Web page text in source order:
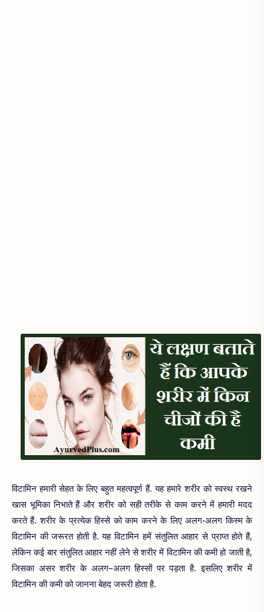
विटामिन हमारी सेहत के लिए बहुत महत्‍वपूर्ण हैं. यह हमारे शरीर को स्वस्थ रखने
खास भूमिका निभाते हैं और शरीर को सही तरीके से काम करने में हमारी मदद
करते हैं. शरीर के प्रत्येक हिस्से को काम करने के लिए अलग-अलग किस्‍म के
विटामिन की जरूरत होती है. यह विटामिन हमें संतुलित आहार से प्राप्त होते हैं,
लेकिन कई बार संतुलित आहार नहीं लेने से शरीर में विटामिन की कमी हो जाती है,
जिसका असर शरीर के अलग–अलग हिस्सों पर पड़ता है. इसलिए शरीर में
विटामिन की कमी को जानना बेहद जरूरी होता है.